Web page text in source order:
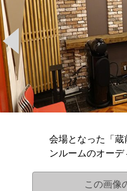
会場となった「
ンルームのオー
この画像